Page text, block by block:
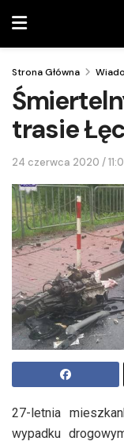
Strona Główna
trasie
24 czerwca 2020 /
27-letnia
wypadku